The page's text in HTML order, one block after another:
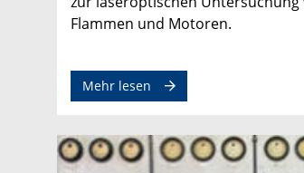
Flammen und Motoren.
Mehr lesen zum Thema